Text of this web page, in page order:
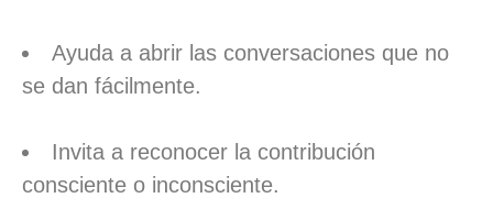
Ayuda a abrir las conversaciones que no
se dan fácilmente.
Invita a reconocer la contribución
consciente o inconsciente.